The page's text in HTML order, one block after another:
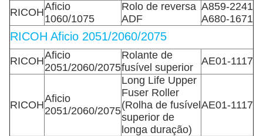
RICOHAficio
1060/1075
Rolo de reversa
ADF
A859-2241
A680-1671
RICOH Aficio 2051/2060/2075
RICOHAficio
2051/2060/2075
Rolante de
fusível superior
AE01-1117
RICOH
Aficio
2051/2060/2075
Long Life Upper
Fuser Roller
(Rolha de fusível
superior de
longa duração)
AE01-1117